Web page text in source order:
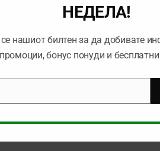
(недела,
Предлог тикет од
за Лига на
НЕДЕЛА!
се нашиот билтен за да добивате
промоции, бонус понуди и